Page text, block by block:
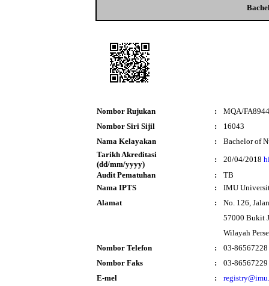
Nombor Rujukan :
MQA/FA8944
Nombor Siri Sijil
:
16043
Nama Kelayakan
:
Bachelor of
Tarikh Akreditasi
(dd/mm/yyyy)
: 20/04/2018
Audit Pematuhan
:
TB
Nama IPTS
:
IMU
Alamat
:
No. 126,
57000 Bukit
Wilayah
Nombor Telefon
:
03-86567228
Nombor Faks
:
03-86567229
E-mel
: